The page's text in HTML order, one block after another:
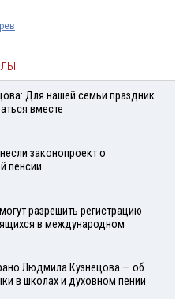
Для нашей семьи праздник
вместе
законопроект о
пенсии
разрешить регистрацию
в международном
Людмила Кузнецова — об
в школах и духовном пении